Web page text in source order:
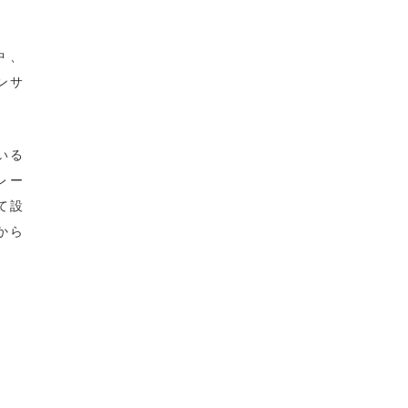
サ
る
ー
設
ら